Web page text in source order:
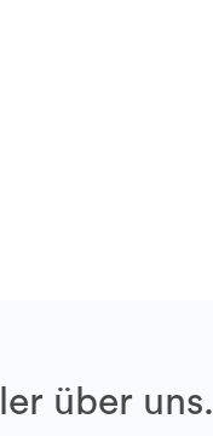
über uns.